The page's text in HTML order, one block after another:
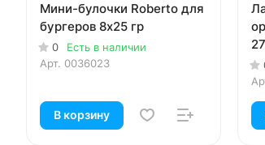
Мини-булочки Roberto для
бургеров 8х25 гр
0
Есть в наличии
Арт. 0036023
В корзину